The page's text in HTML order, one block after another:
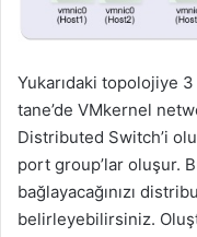
Yukarıdaki topolojiye
tane’de VMkernel
Distributed Switch’i
port group’lar oluşur.
bağlayacağınızı
belirleyebilirsiniz.